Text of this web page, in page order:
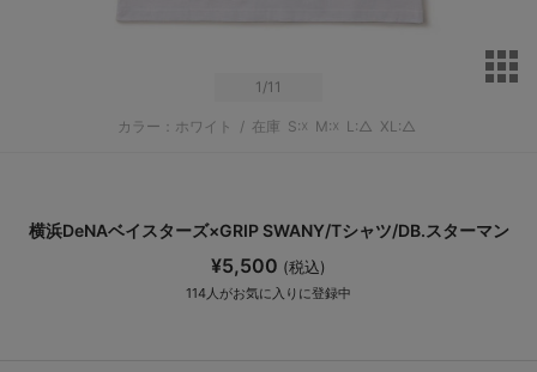
1 /11
カラー：ホワイト / 在庫 S:☓ M:☓ L:△ XL:△
横浜DeNAベイスターズ×GRIP SWANY/Tシャツ/DB.スターマン
¥5,500 (税込)
114 人がお気に入りに登録中